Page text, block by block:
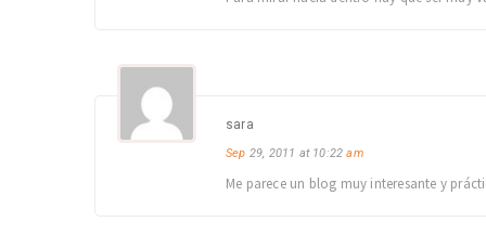
sara
Sep 29, 2011 at 10:22am
Me parece un blog muy interesante y